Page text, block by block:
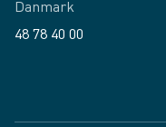
Danmark
48 78 40 00